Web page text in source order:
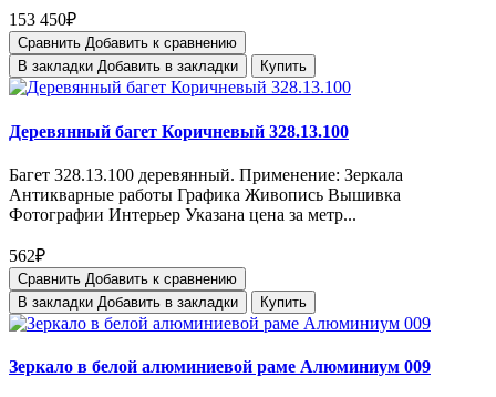
153 450₽
Сравнить Добавить к сравнению
В закладки Добавить в закладки Купить
Деревянный багет Коричневый 328.13.100
Багет 328.13.100 деревянный. Применение: Зеркала
Антикварные работы Графика Живопись Вышивка
Фотографии Интерьер Указана цена за метр...
562₽
Сравнить Добавить к сравнению
В закладки Добавить в закладки Купить
Зеркало в белой алюминиевой раме Алюминиум 009